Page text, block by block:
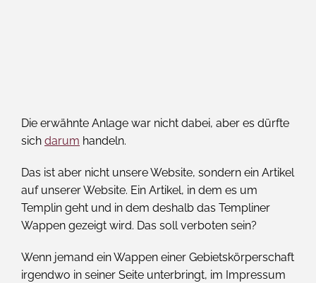
Die erwähnte Anlage war nicht dabei, aber es dürfte
sich darum handeln.
Das ist aber nicht unsere Website, sondern ein Artikel
auf unserer Website. Ein Artikel, in dem es um
Templin geht und in dem deshalb das Templiner
Wappen gezeigt wird. Das soll verboten sein?
Wenn jemand ein Wappen einer Gebietskörperschaft
irgendwo in seiner Seite unterbringt, im Impressum